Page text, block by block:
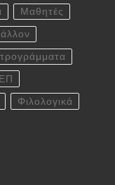
Μαθητές
προγράμματα
Φιλολογικά